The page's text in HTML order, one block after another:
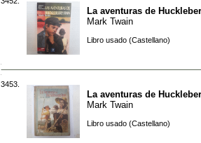
La aventuras de
Mark Twain
Libro usado (Castellano)
3453.
La aventuras de
Mark Twain
Libro usado (Castellano)